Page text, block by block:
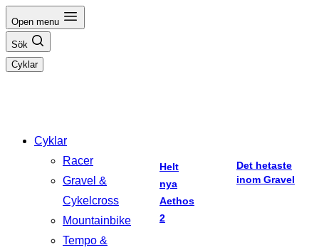
till
innehåll
Open menu
Sök
Cyklar
Cyklar
Racer
Gravel &
Cykelcross
Mountainbike
Tempo &
Helt
nya
Aethos
2
Det hetaste
inom Gravel